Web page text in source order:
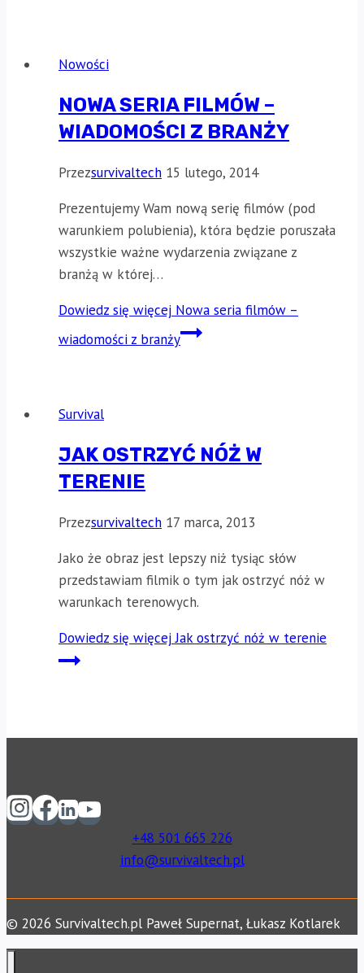
Nowości
NOWA SERIA FILMÓW –
WIADOMOŚCI Z BRANŻY
Przezsurvivaltech 15 lutego, 2014
Prezentujemy Wam nową serię filmów (pod
warunkiem polubienia), która będzie poruszała
wszystkie ważne wydarzenia związane z
branżą w której…
Dowiedz się więcej Nowa seria filmów –
wiadomości z branży
Survival
JAK OSTRZYĆ NÓŻ W
TERENIE
Przezsurvivaltech 17 marca, 2013
Jako że obraz jest lepszy niż tysiąc słów
przedstawiam filmik o tym jak ostrzyć nóż w
warunkach terenowych.
Dowiedz się więcejJak ostrzyć nóż w terenie
+48 501 665 226
info@survivaltech.pl
© 2026 Survivaltech.pl Paweł Supernat, Łukasz Kotlarek